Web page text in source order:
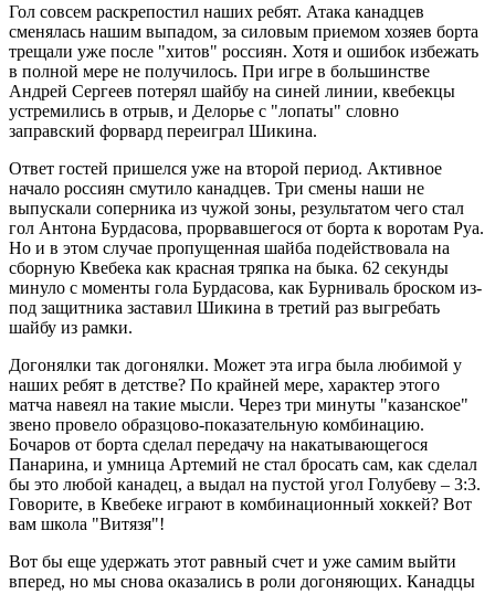
Гол совсем раскрепостил наших ребят. Атака канадцев
сменялась нашим выпадом, за силовым приемом хозяев борта
трещали уже после "хитов" россиян. Хотя и ошибок избежать
в полной мере не получилось. При игре в большинстве
Андрей Сергеев потерял шайбу на синей линии, квебекцы
устремились в отрыв, и Делорье с "лопаты" словно
заправский форвард переиграл Шикина.
Ответ гостей пришелся уже на второй период. Активное
начало россиян смутило канадцев. Три смены наши не
выпускали соперника из чужой зоны, результатом чего стал
гол Антона Бурдасова, прорвавшегося от борта к воротам Руа.
Но и в этом случае пропущенная шайба подействовала на
сборную Квебека как красная тряпка на быка. 62 секунды
минуло с моменты гола Бурдасова, как Бурниваль броском из-
под защитника заставил Шикина в третий раз выгребать
шайбу из рамки.
Догонялки так догонялки. Может эта игра была любимой у
наших ребят в детстве? По крайней мере, характер этого
матча навеял на такие мысли. Через три минуты "казанское"
звено провело образцово-показательную комбинацию.
Бочаров от борта сделал передачу на накатывающегося
Панарина, и умница Артемий не стал бросать сам, как сделал
бы это любой канадец, а выдал на пустой угол Голубеву – 3:3.
Говорите, в Квебеке играют в комбинационный хоккей? Вот
вам школа "Витязя"!
Вот бы еще удержать этот равный счет и уже самим выйти
вперед, но мы снова оказались в роли догоняющих. Канадцы